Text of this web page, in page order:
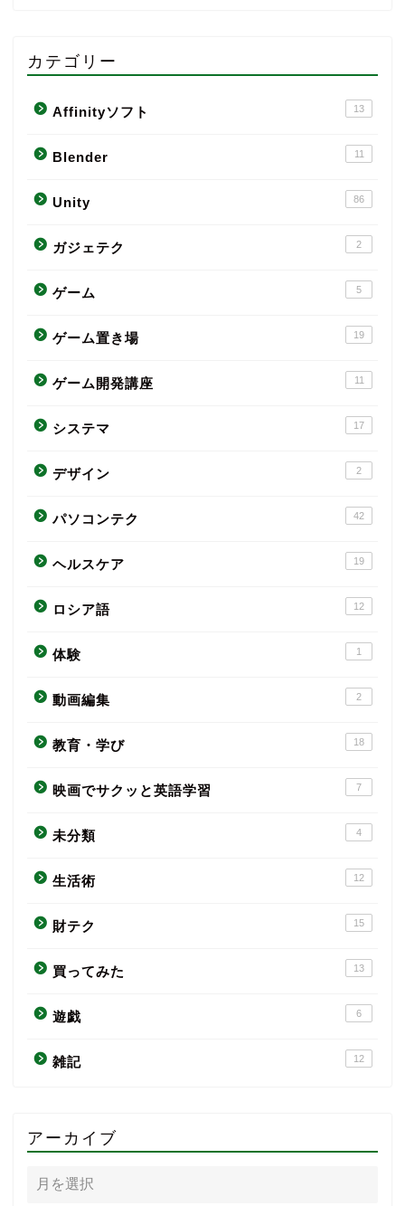
カテゴリー
Affinityソフト 13
Blender 11
Unity 86
ガジェテク 2
ゲーム 5
ゲーム置き場 19
ゲーム開発講座 11
システマ 17
デザイン 2
パソコンテク 42
ヘルスケア 19
ロシア語 12
体験 1
動画編集 2
教育・学び 18
映画でサクッと英語学習 7
未分類 4
生活術 12
財テク 15
買ってみた 13
遊戯 6
雑記 12
アーカイブ